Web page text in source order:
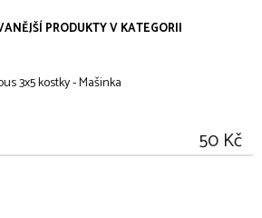
PRODUKTY V KATEGORII
3x5 kostky - Mašinka
50 Kč